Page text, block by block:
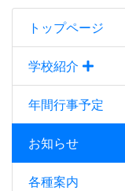
トップページ
学校紹介
年間行事予定
お知らせ
各種案内